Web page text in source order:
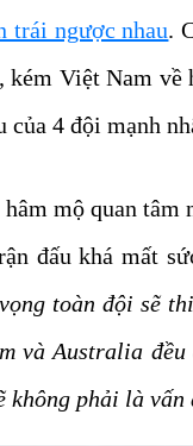
trái ngược nhau.
Việt Nam về
của 4 đội mạnh
mộ quan tâm
đấu khá mất
toàn đội sẽ
và Australia
không phải là